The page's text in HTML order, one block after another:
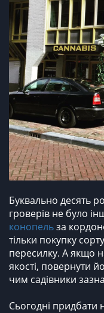
Буквально десять
гроверів не було
конопельза
тільки покупку
пересилку. А якщо
якості, повернути
чим садівники
Сьогодні